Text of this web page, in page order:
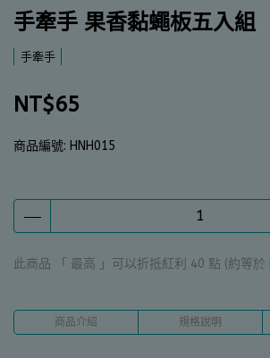
手牽手 果香黏蠅板五入組
手牽手
NT$65
商品編號: HNH015
此商品 「 最高 」可以折抵紅利 40 點 (約等於
商品介紹 規格說明